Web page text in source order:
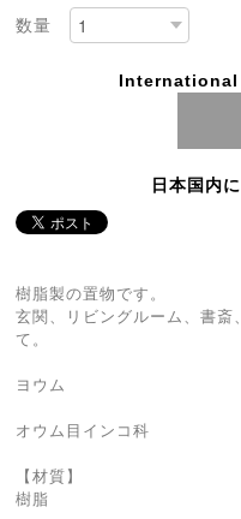
数量
日本国内
樹脂製の置物です。
玄関、リビングルーム、書斎
て。
ヨウム
オウム目インコ科
【材質】
樹脂